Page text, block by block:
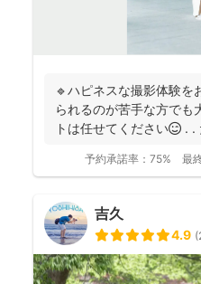
🔹ハピネスな撮影体験を
られるのが苦手な方でも
トは任せてください😉 .
予約承諾率： 75% 最
吉久
4.9 (